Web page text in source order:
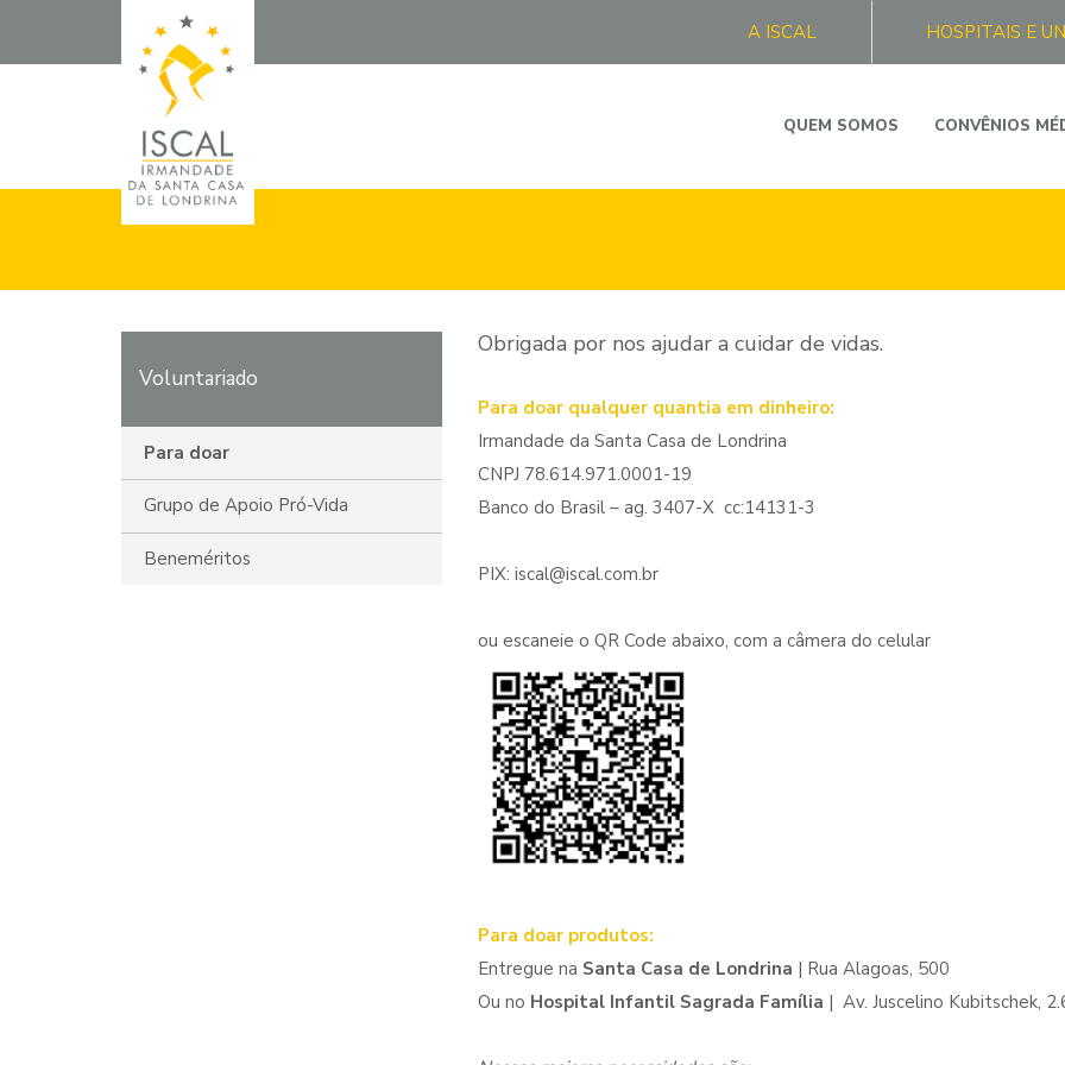
A ISCAL HOSPITAIS E
QUEM SOMOS CONVÊNIOS
Voluntariado
Para doar
Grupo de Apoio Pró-Vida
Beneméritos
Obrigada por nos ajudar a cuidar de vidas.
Para doar qualquer quantia em dinheiro:
Irmandade da Santa Casa de Londrina
CNPJ 78.614.971.0001-19
Banco do Brasil – ag. 3407-X cc:14131-3
PIX: iscal@iscal.com.br
ou escaneie o QR Code abaixo, com a câmera do celular
Para doar produtos:
Entregue na Santa Casa de Londrina | Rua Alagoas, 500
Ou no Hospital Infantil Sagrada Família | Av. Juscelino Kubitschek,